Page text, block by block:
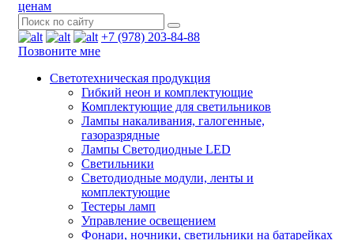
ценам
+7 (978) 203-84-88
Позвоните мне
Светотехническая продукция
Гибкий неон и комплектующие
Комплектующие для светильников
Лампы накаливания, галогенные,
газоразрядные
Лампы Светодиодные LED
Светильники
Светодиодные модули, ленты и
комплектующие
Тестеры ламп
Управление освещением
Фонари, ночники, светильники на батарейках